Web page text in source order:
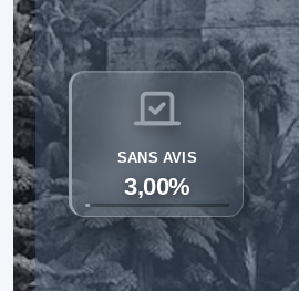
SANS AVIS
3,00%